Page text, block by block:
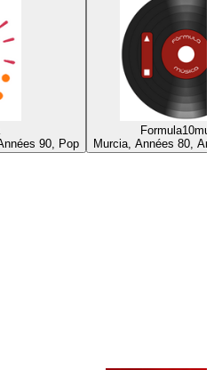
90, Pop
Murcia, Années 80,